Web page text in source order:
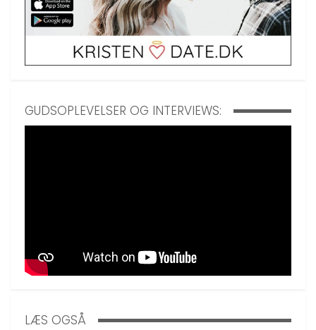
GUDSOPLEVELSER OG INTERVIEWS:
LÆS OGSÅ